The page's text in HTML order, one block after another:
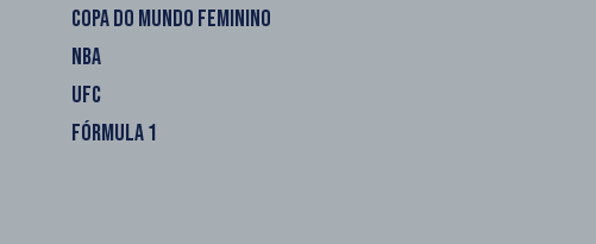
COPA DO MUNDO FEMININO
NBA
UFC
FÓRMULA 1